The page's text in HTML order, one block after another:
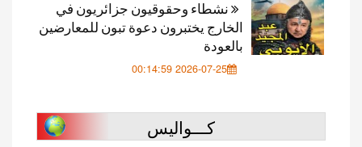
نشطاء وحقوقيون جزائريون في
الخارج يختبرون دعوة تبون للمعارضين
بالعودة
2026-07-25 00:14:59
كـــواليس